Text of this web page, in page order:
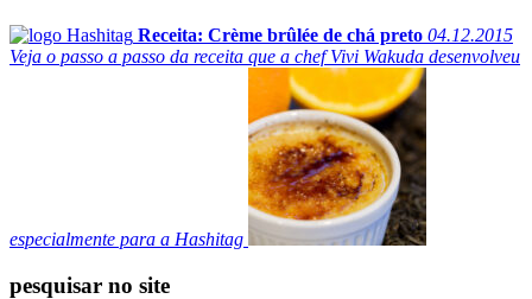
Receita: Crème brûlée de chá preto 04.12.2015
Veja o passo a passo da receita que a chef Vivi Wakuda desenvolveu
especialmente para a Hashitag
pesquisar no site